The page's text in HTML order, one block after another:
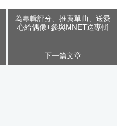
為專輯評分、推薦單曲、送愛
心給偶像+參與MNET送專輯
下一篇文章